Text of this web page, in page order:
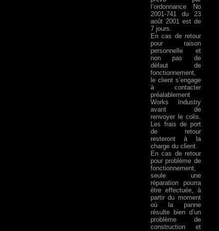
l’ordonnance No
2001-741 du 23
août 2001 est de
7 jours.
En cas de retour
pour raison
personnelle et
non pas de
défaut de
fonctionnement,
le client s’engage
à contacter
préalablement
Works Industry
avant de
renvoyer le colis.
Les frais de port
de retour
resteront à la
charge du client.
En cas de retour
pour problème de
fonctionnement,
seule une
réparation pourra
être effectuée, à
partir du moment
où la panne
résulte bien d’un
problème de
construction et